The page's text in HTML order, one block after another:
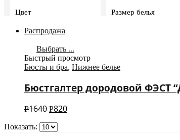
Цвет Размер белья
Распродажа
Выбрать ...
Быстрый просмотр
Бюсты и бра, Нижнее белье
Бюстгалтер дородовой ФЭСТ
Р1640 Р820
Показать: